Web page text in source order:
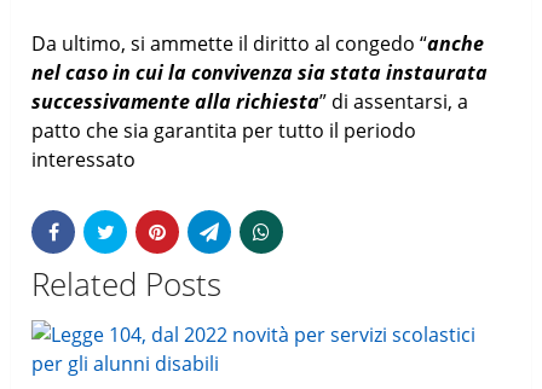
Da ultimo, si ammette il diritto al congedo “anche
nel caso in cui la convivenza sia stata instaurata
successivamente alla richiesta” di assentarsi, a
patto che sia garantita per tutto il periodo
interessato
Related Posts